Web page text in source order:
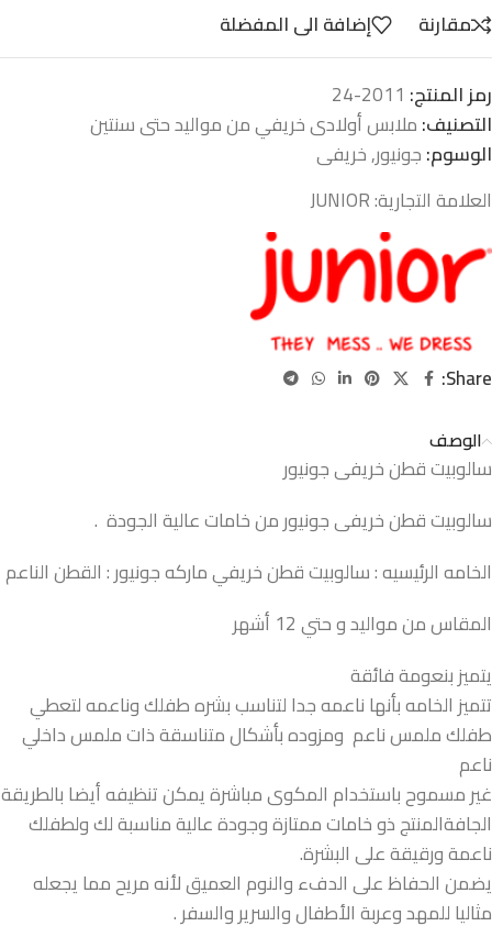
مقارنة
إضافة الى المفضلة
رمز المنتج: 2011-24
التصنيف:ملابس أولادى خريفي من مواليد حتى سنتين
الوسوم:جونيور,خريفى
العلامة التجارية:JUNIOR
Share:
الوصف
سالوبيت قطن خريفى جونيور
سالوبيت قطن خريفى جونيور من خامات عالية الجودة .
الخامه الرئيسيه : سالوبيت قطن خريفي ماركه جونيور : القطن الناعم
المقاس من مواليد و حتي 12 أشهر
يتميز بنعومة فائقة
تتميز الخامه بأنها ناعمه جدا لتناسب بشره طفلك وناعمه لتعطي
طفلك ملمس ناعم ومزوده بأشكال متناسقة ذات ملمس داخلي
ناعم
غير مسموح باستخدام المكوى مباشرة يمكن تنظيفه أيضا بالطريقة
الجافةالمنتج ذو خامات ممتازة وجودة عالية مناسبة لك ولطفلك
ناعمة ورقيقة على البشرة.
يضمن الحفاظ على الدفء والنوم العميق لأنه مريح مما يجعله
مثاليا للمهد وعربة الأطفال والسرير والسفر .